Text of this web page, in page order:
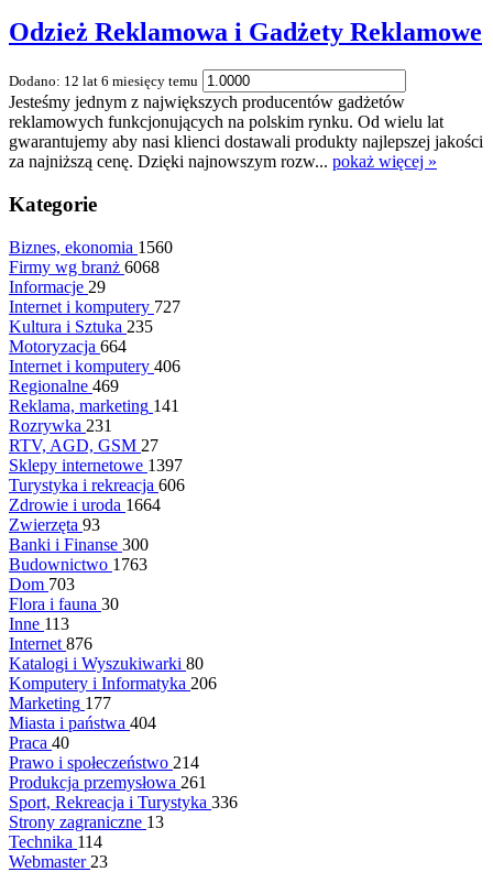
Odzież Reklamowa i Gadżety Reklamowe
Dodano: 12 lat 6 miesięcy temu
Jesteśmy jednym z największych producentów gadżetów
reklamowych funkcjonujących na polskim rynku. Od wielu lat
gwarantujemy aby nasi klienci dostawali produkty najlepszej jakości
za najniższą cenę. Dzięki najnowszym rozw... pokaż więcej »
Kategorie
Biznes, ekonomia 1560
Firmy wg branż 6068
Informacje 29
Internet i komputery 727
Kultura i Sztuka 235
Motoryzacja 664
Internet i komputery 406
Regionalne 469
Reklama, marketing 141
Rozrywka 231
RTV, AGD, GSM 27
Sklepy internetowe 1397
Turystyka i rekreacja 606
Zdrowie i uroda 1664
Zwierzęta 93
Banki i Finanse 300
Budownictwo 1763
Dom 703
Flora i fauna 30
Inne 113
Internet 876
Katalogi i Wyszukiwarki 80
Komputery i Informatyka 206
Marketing 177
Miasta i państwa 404
Praca 40
Prawo i społeczeństwo 214
Produkcja przemysłowa 261
Sport, Rekreacja i Turystyka 336
Strony zagraniczne 13
Technika 114
Webmaster 23